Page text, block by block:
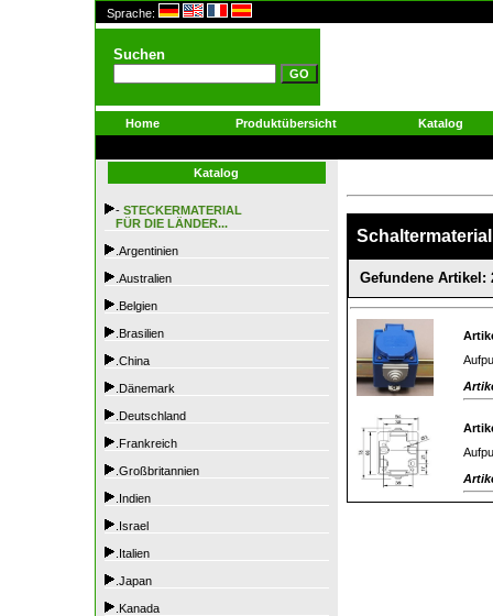
Sprache:
Suchen
Home Produktübersicht Katalog
Katalog
- STECKERMATERIAL
FÜR DIE LÄNDER...
.Argentinien
.Australien
.Belgien
.Brasilien
.China
.Dänemark
.Deutschland
.Frankreich
.Großbritannien
.Indien
.Israel
.Italien
.Japan
.Kanada
Gefundene Artikel: